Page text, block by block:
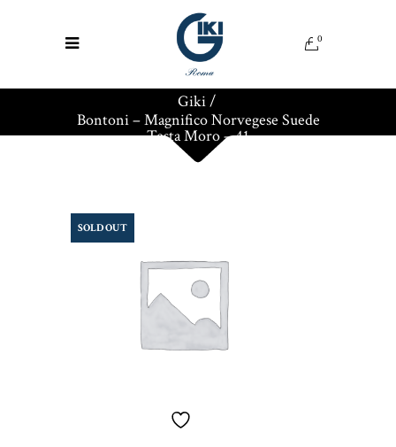
0
Giki/
Bontoni – Magnifico Norvegese Suede
Testa Moro – 41
SOLD OUT